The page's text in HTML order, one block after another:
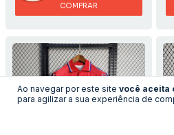
Ao navegar por este site você aceita
para agilizar a sua experiência de
COMPRAR